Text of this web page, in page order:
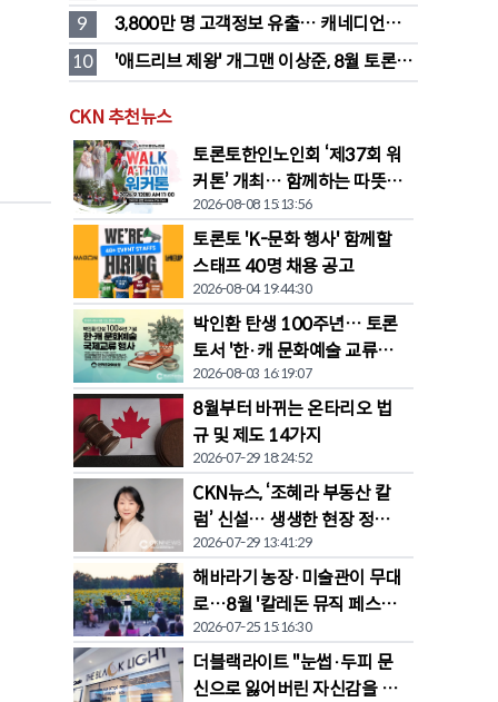
대폭 하락 예고
9
3,800만 명 고객정보 유출… 캐네디언타이
어 대규모 집단소송 직면
10
'애드리브 제왕' 개그맨 이상준, 8월 토론토
상륙…웃음 폭탄 예고
CKN 추천뉴스
토론토한인노인회 ‘제37회 워
커톤’ 개최… 함께하는 따뜻한
나눔
2026-08-08 15:13:56
토론토 'K-문화 행사' 함께할
스태프 40명 채용 공고
2026-08-04 19:44:30
박인환 탄생 100주년… 토론
토서 '한·캐 문화예술 교류전'
열린다
2026-08-03 16:19:07
8월부터 바뀌는 온타리오 법
규 및 제도 14가지
2026-07-29 18:24:52
CKN뉴스, ‘조혜라 부동산 칼
럼’ 신설… 생생한 현장 정보
공유
2026-07-29 13:41:29
해바라기 농장·미술관이 무대
로…8월 '칼레돈 뮤직 페스티
벌' 개막
2026-07-25 15:16:30
더블랙라이트 "눈썹·두피 문
신으로 잃어버린 자신감을 되